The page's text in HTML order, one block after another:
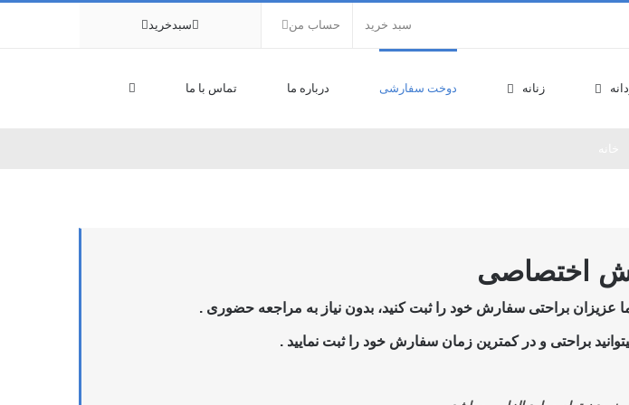
سبد خرید حساب من سبدخرید
زنانه دوخت سفارشی درباره ما تماس با ما
اختصاصی
براحتی سفارش خود را ثبت کنید، بدون نیاز به مراجعه حضوری .
براحتی و در کمترین زمان سفارش خود را ثبت نمایید .